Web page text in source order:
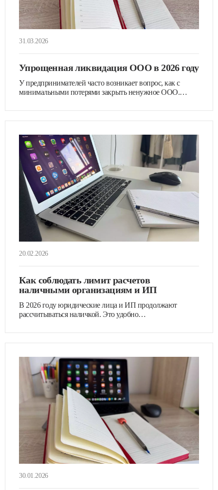
31.03.2026
Упрощенная ликвидация ООО в 2026 году
У предпринимателей часто возникает вопрос, как с
минимальными потерями закрыть ненужное ООО.…
20.02.2026
Как соблюдать лимит расчетов
наличными организациям и ИП
В 2026 году юридические лица и ИП продолжают
рассчитываться наличкой. Это удобно…
30.01.2026